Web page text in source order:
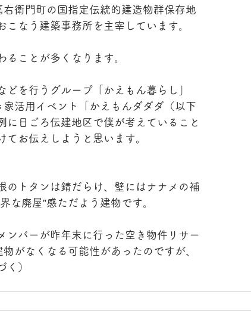
右衛門町の国指定伝統的建造物群保存地
なう建築事務所を主宰しています。
ことが多くなります。
を行うグループ「かえもん暮らし」
活用イベント「かえもんダダダ（以下
に日ごろ伝建地区で僕が考えていること
お伝えしようと思います。
のトタンは錆だらけ、壁にはナナメの補
な廃屋”感ただよう建物です。
ンバーが昨年末に行った空き物件リサー
がなくなる可能性があったのですが、
く）